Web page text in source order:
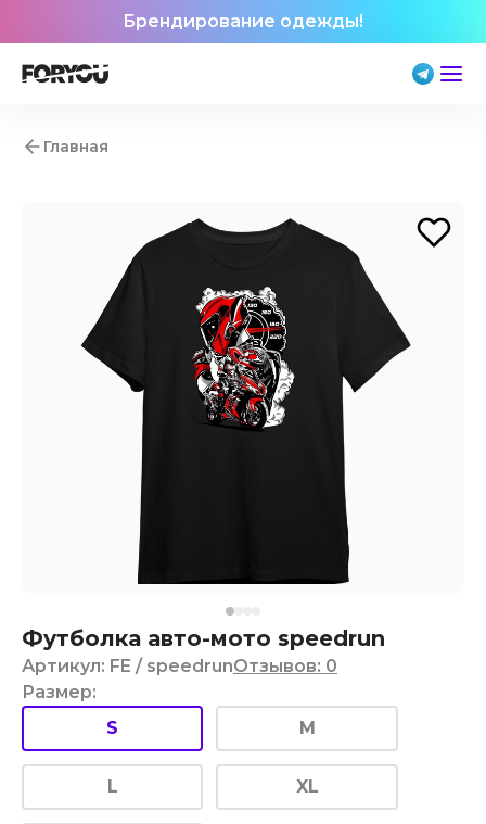
Брендирование одежды!
Главная
Футболка авто-мото speedrun
Артикул: FE / speedrunОтзывов: 0
Размер:
S
M
L XL